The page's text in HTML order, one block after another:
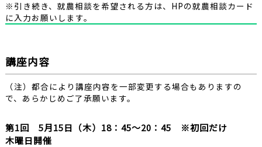
※引き続き、就農相談を希望される方は、HPの就農相談カード
に入力お願いします。
講座内容
（注）都合により講座内容を一部変更する場合もありますの
で、あらかじめご了承願います。
第1回 5月15日（木）18：45～20：45 ※初回だけ
木曜日開催